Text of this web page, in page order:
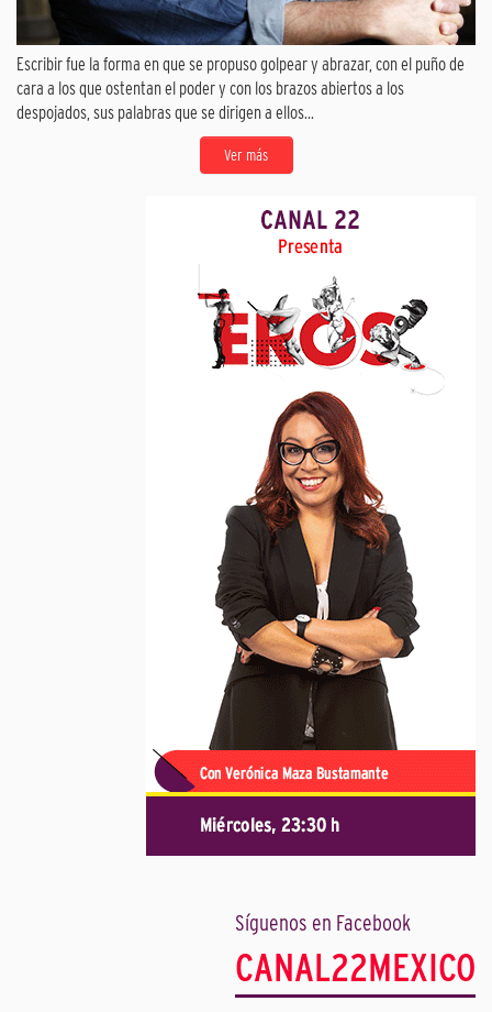
Escribir fue la forma en que se propuso golpear y abrazar, con el puño de
cara a los que ostentan el poder y con los brazos abiertos a los
despojados, sus palabras que se dirigen a ellos...
Ver más
Síguenos en Facebook
CANAL22MEXICO